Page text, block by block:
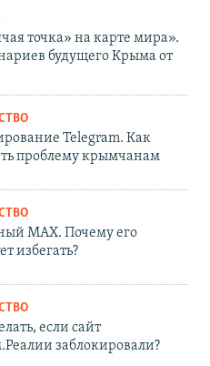
точка» на карте мира».
будущего Крыма от
Telegram. Как
проблему крымчанам
MAX. Почему его
избегать?
если сайт
заблокировали?